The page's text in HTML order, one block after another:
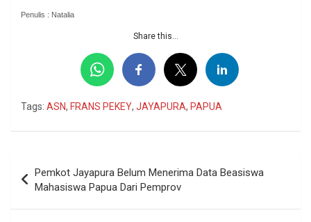
Penulis : Natalia
Share this...
Tags: ASN, FRANS PEKEY, JAYAPURA, PAPUA
pos
Pemkot Jayapura Belum Menerima Data Beasiswa
Mahasiswa Papua Dari Pemprov